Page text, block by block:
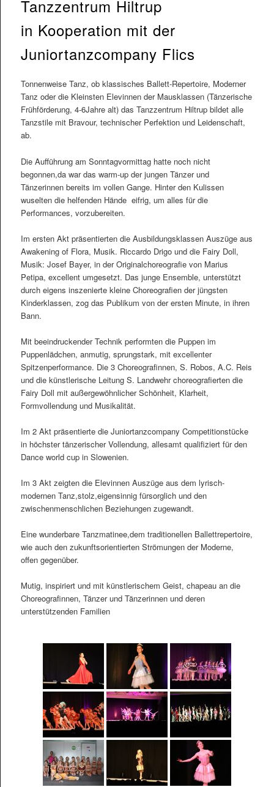
Tanzzentrum Hiltrup
in Kooperation mit der
Juniortanzcompany Flics
Tonnenweise Tanz, ob klassisches Ballett-Repertoire, Moderner
Tanz oder die Kleinsten Elevinnen der Mausklassen (Tänzerische
Frühförderung, 4-6Jahre alt) das Tanzzentrum Hiltrup bildet alle
Tanzstile mit Bravour, technischer Perfektion und Leidenschaft,
ab.
Die Aufführung am Sonntagvormittag hatte noch nicht
begonnen,da war das warm-up der jungen Tänzer und
Tänzerinnen bereits im vollen Gange. Hinter den Kulissen
wuselten die helfenden Hände eifrig, um alles für die
Performances, vorzubereiten.
Im ersten Akt präsentierten die Ausbildungsklassen Auszüge aus
Awakening of Flora, Musik. Riccardo Drigo und die Fairy Doll,
Musik: Josef Bayer, in der Originalchoreografie von Marius
Petipa, excellent umgesetzt. Das junge Ensemble, unterstützt
durch eigens inszenierte kleine Choreografien der jüngsten
Kinderklassen, zog das Publikum von der ersten Minute, in ihren
Bann.
Mit beeindruckender Technik performten die Puppen im
Puppenlädchen, anmutig, sprungstark, mit excellenter
Spitzenperformance. Die 3 Choreografinnen, S. Robos, A.C. Reis
und die künstlerische Leitung S. Landwehr choreografierten die
Fairy Doll mit außergewöhnlicher Schönheit, Klarheit,
Formvollendung und Musikalität.
Im 2 Akt präsentierte die Juniortanzcompany Competitionstücke
in höchster tänzerischer Vollendung, allesamt qualifiziert für den
Dance world cup in Slowenien.
Im 3 Akt zeigten die Elevinnen Auszüge aus dem lyrisch-
modernen Tanz,stolz,eigensinnig fürsorglich und den
zwischenmenschlichen Beziehungen zugewandt.
Eine wunderbare Tanzmatinee,dem traditionellen Ballettrepertoire,
wie auch den zukunftsorientierten Strömungen der Moderne,
offen gegenüber.
Mutig, inspiriert und mit künstlerischem Geist, chapeau an die
Choreografinnen, Tänzer und Tänzerinnen und deren
unterstützenden Familien